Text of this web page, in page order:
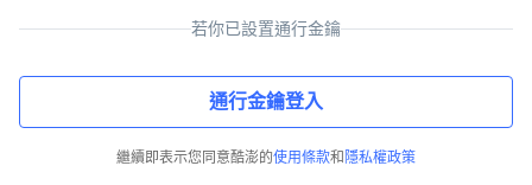
若你已設置通行金鑰
通行金鑰登入
繼續即表示您同意酷澎的使用條款和 隱私權政策